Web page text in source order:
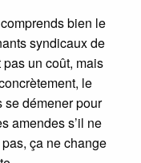
bien le
syndicaux de
un coût, mais
le
se démener pour
amendes s’il ne
ça ne change